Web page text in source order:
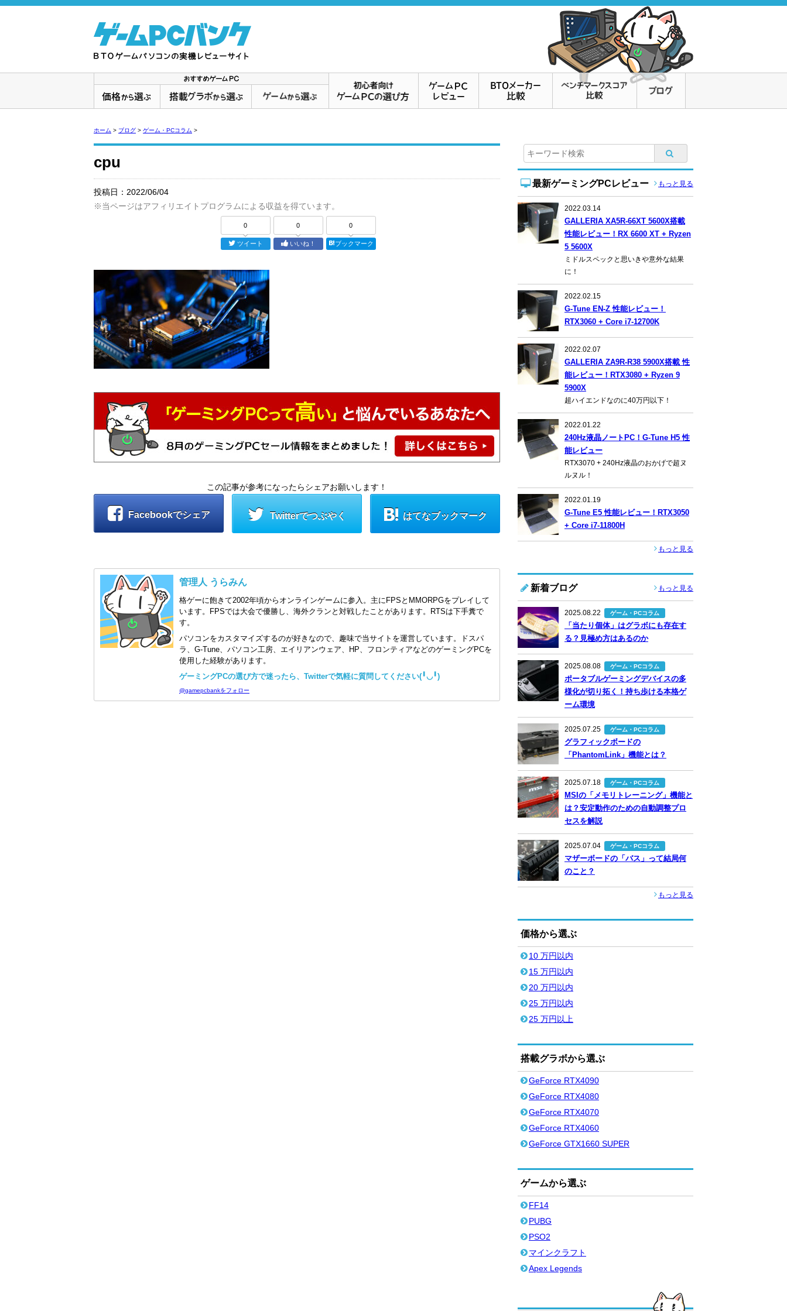
ホーム > ブログ > ゲーム・PCコラム >
cpu
投稿日： 2022/06/04
※当ページはアフィリエイトプログラムによる収益を得ています。
0
ツイート
0
いいね！
0
ブックマーク
この記事が参考になったらシェアお願いします！
Facebookでシェア Twitterでつぶやく はてなブックマーク
管理人 うらみん
格ゲーに飽きて2002年頃からオンラインゲームに参入。主にFPSとMMORPGをプレイして
います。FPSでは大会で優勝し、海外クランと対戦したことがあります。RTSは下手糞で
す。
パソコンをカスタマイズするのが好きなので、趣味で当サイトを運営しています。ドスパ
ラ、G-Tune、パソコン工房、エイリアンウェア、HP、フロンティアなどのゲーミングPCを
使用した経験があります。
ゲーミングPCの選び方で迷ったら、Twitterで気軽に質問してください(╹◡╹)
@gamepcbankをフォロー
最新ゲーミングPCレビュー もっと見る
2022.03.14
GALLERIA XA5R-66XT 5600X搭載
性能レビュー！RX 6600 XT + Ryzen
5 5600X
ミドルスペックと思いきや意外な結果
に！
2022.02.15
G-Tune EN-Z 性能レビュー！
RTX3060 + Core i7-12700K
2022.02.07
GALLERIA ZA9R-R38 5900X搭載 性
能レビュー！RTX3080 + Ryzen 9
5900X
超ハイエンドなのに40万円以下！
2022.01.22
240Hz液晶ノートPC！G-Tune H5 性
能レビュー
RTX3070 + 240Hz液晶のおかげで超ヌ
ルヌル！
2022.01.19
G-Tune E5 性能レビュー！RTX3050
+ Core i7-11800H
もっと見る
新着ブログ もっと見る
2025.08.22 ゲーム・PCコラム
「当たり個体」はグラボにも存在す
る？見極め方はあるのか
2025.08.08 ゲーム・PCコラム
ポータブルゲーミングデバイスの多
様化が切り拓く！持ち歩ける本格ゲ
ーム環境
2025.07.25 ゲーム・PCコラム
グラフィックボードの
「PhantomLink」機能とは？
2025.07.18 ゲーム・PCコラム
MSIの「メモリトレーニング」機能と
は？安定動作のための自動調整プロ
セスを解説
2025.07.04 ゲーム・PCコラム
マザーボードの「バス」って結局何
のこと？
もっと見る
価格から選ぶ
10 万円以内
15 万円以内
20 万円以内
25 万円以内
25 万円以上
搭載グラボから選ぶ
GeForce RTX4090
GeForce RTX4080
GeForce RTX4070
GeForce RTX4060
GeForce GTX1660 SUPER
ゲームから選ぶ
FF14
PUBG
PSO2
マインクラフト
Apex Legends